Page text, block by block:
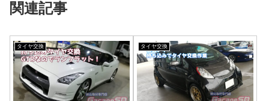
関連記事
タイヤ交換 タイヤ交換